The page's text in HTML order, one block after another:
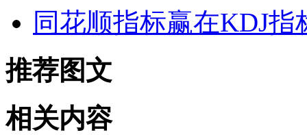
同花顺指标赢在KDJ指
推荐图文
相关内容